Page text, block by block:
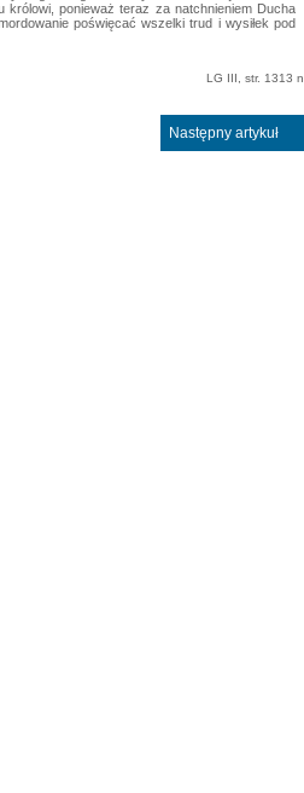
ponieważ teraz za natchnieniem Ducha
poświęcać wszelki trud i wysiłek pod
LG III, str. 1313 n.
Następny artykuł